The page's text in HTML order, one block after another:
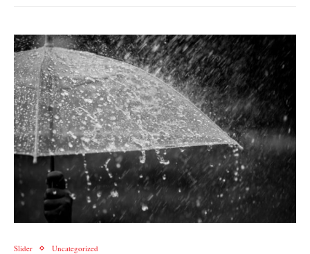
Slider Uncategorized